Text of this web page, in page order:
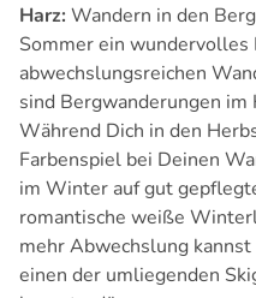
Harz: Wandern in den
Sommer ein
abwechslungsreichen
sind Bergwanderungen
Während Dich in den
Farbenspiel bei Deinen
im Winter auf gut
romantische weiße
mehr Abwechslung
einen der umliegenden